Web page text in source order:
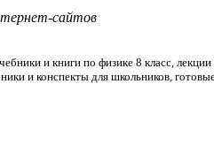
сайтов
и книги по физике 8 класс, лекции
и конспекты для школьников,